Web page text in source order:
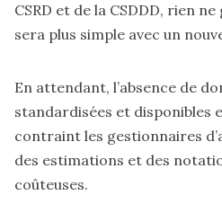
CSRD et de la CSDDD, rien
sera plus simple avec un
En attendant, l’absence de
standardisées et disponibles
contraint les gestionnaires
des estimations et des
coûteuses.